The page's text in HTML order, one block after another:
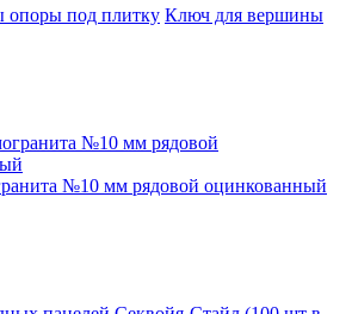
Ключ для вершины
№10 мм рядовой оцинкованный